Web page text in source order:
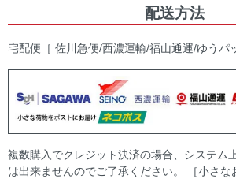
配送方法
宅配便［ 佐川急便/西濃運輸/福山通運/ゆうパ
複数購入でクレジット決済の場合、システム
は出来ませんのでご了承ください。 ［小さな